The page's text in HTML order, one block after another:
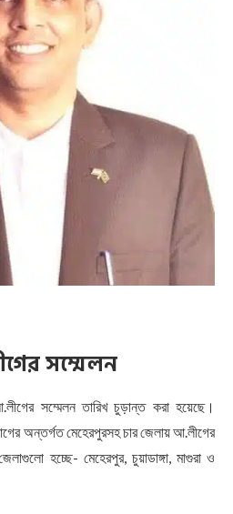
সম্মেলন
সম্মেলন তারিখ চুড়ান্ত করা হয়েছে।
অন্তর্গত মেহেরপুরসহ চার জেলায় আ.লীগের
হচ্ছে- মেহেরপুর, চুয়াডাঙ্গা, মাগুরা ও